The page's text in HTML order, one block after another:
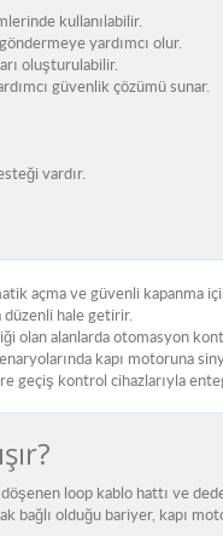
kullanılabilir.
yardımcı olur.
oluşturulabilir.
güvenlik çözümü sunar.
vardır.
açma ve güvenli kapanma
hale getirir.
olan alanlarda otomasyon
kapı motoruna
geçiş kontrol cihazlarıyla
loop kablo hattı ve
bağlı olduğu bariyer, kapı